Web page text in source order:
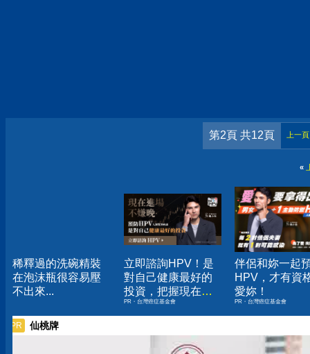
第2頁 共12頁 上一頁
«
稀釋過的洗碗精裝
在泡沫瓶很容易壓
不出來...
立即諮詢HPV！是
對自己健康最好的
投資，把握現在不
嫌晚！
PR・台灣癌症基金會
伴侶和妳一起
HPV，才有資
愛妳！
PR・台灣癌症基金會
PR 仙桃牌